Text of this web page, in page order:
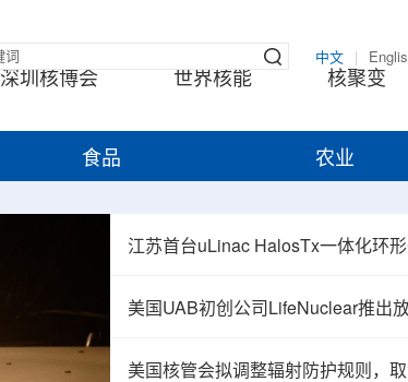
中文
深圳核博会 世界核能 核聚变
食品 农业
江苏首台uLinac HalosTx一体化环